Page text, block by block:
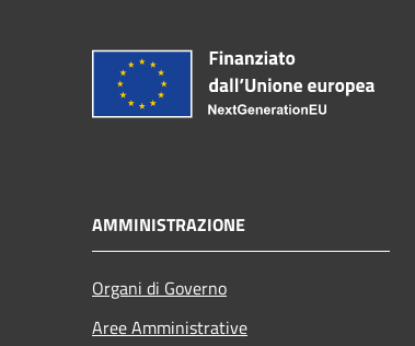
AMMINISTRAZIONE
Organi di Governo
Aree Amministrative